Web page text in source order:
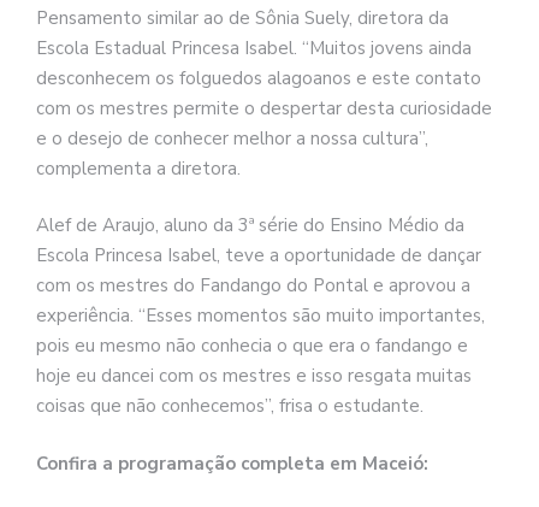
Pensamento similar ao de Sônia Suely, diretora da
Escola Estadual Princesa Isabel. “Muitos jovens ainda
desconhecem os folguedos alagoanos e este contato
com os mestres permite o despertar desta curiosidade
e o desejo de conhecer melhor a nossa cultura”,
complementa a diretora.
Alef de Araujo, aluno da 3ª série do Ensino Médio da
Escola Princesa Isabel, teve a oportunidade de dançar
com os mestres do Fandango do Pontal e aprovou a
experiência. “Esses momentos são muito importantes,
pois eu mesmo não conhecia o que era o fandango e
hoje eu dancei com os mestres e isso resgata muitas
coisas que não conhecemos”, frisa o estudante.
Confira a programação completa em Maceió: